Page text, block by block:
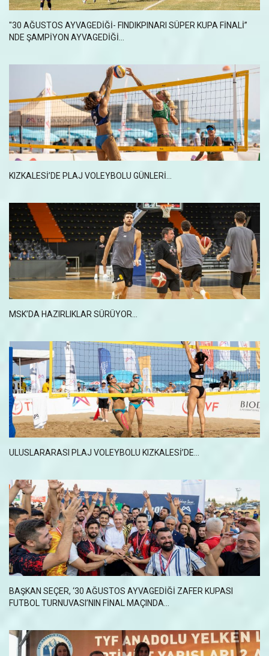
"30 AĞUSTOS AYVAGEDİĞİ- FINDIKPINARI SÜPER KUPA FİNALİ”
NDE ŞAMPİYON AYVAGEDİĞİ...
KIZKALESI’DE PLAJ VOLEYBOLU GÜNLERI...
MSK’DA HAZIRLIKLAR SÜRÜYOR...
ULUSLARARASI PLAJ VOLEYBOLU KIZKALESİ’DE...
BAŞKAN SEÇER, ‘30 AĞUSTOS AYVAGEDİĞİ ZAFER KUPASI
FUTBOL TURNUVASI’NIN FİNAL MAÇINDA...